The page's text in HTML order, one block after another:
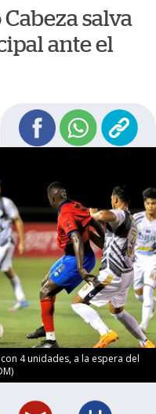
salva
ante el
4 unidades, a la espera del